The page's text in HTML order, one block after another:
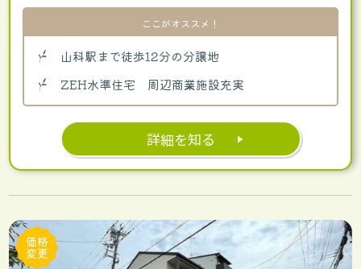
ここがオススメ！
山科駅まで徒歩12分の分譲地
ZEH水準住宅 周辺商業施設充実
詳細を知る
価格
変更